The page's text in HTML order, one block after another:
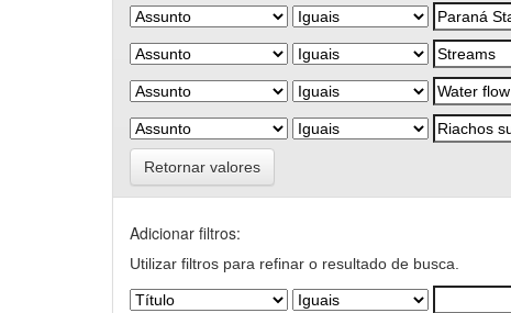
Retornar valores
Adicionar filtros:
Utilizar filtros para refinar o resultado de busca.